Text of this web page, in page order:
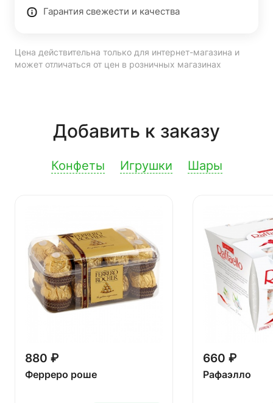
Гарантия свежести и качества
Цена действительна только для интернет-магазина и
может отличаться от цен в розничных магазинах
Добавить к заказу
Конфеты Игрушки Шары
880 ₽
Ферреро роше
660 ₽
Рафаэлло